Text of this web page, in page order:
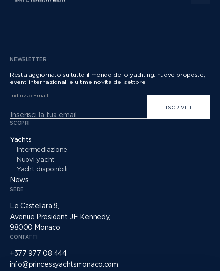
NEWSLETTER
Resta aggiornato su tutto il mondo dello yachting: nuove proposte,
eventi internazionali e ultime novità del settore.
Indirizzo Email
ISCRIVITI
SCOPRI
Yachts
Intermediazione
Nuovi yacht
Yacht disponibili
News
SEDE
Le Castellara 9,
Avenue President JF Kennedy,
98000 Monaco
CONTATTI
+377 977 08 444
info@princessyachtsmonaco.com